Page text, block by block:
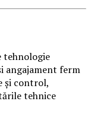
tehnologie
angajament ferm
și control,
tehnice